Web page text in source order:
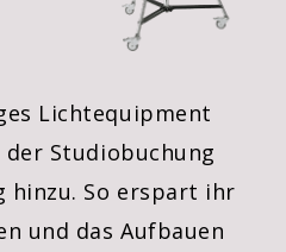
Lichtequipment
Studiobuchung
hinzu. So erspart ihr
und das Aufbauen